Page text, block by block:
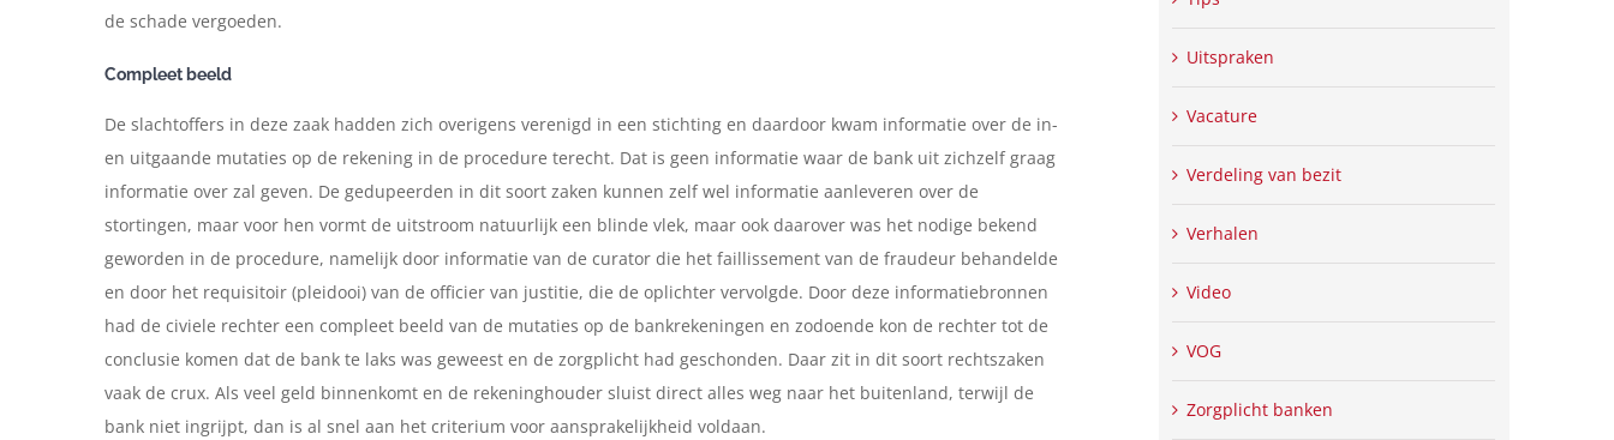
de schade vergoeden.
Compleet beeld
De slachtoffers in deze zaak hadden zich overigens verenigd in een stichting en daardoor kwam informatie over de in-
en uitgaande mutaties op de rekening in de procedure terecht. Dat is geen informatie waar de bank uit zichzelf graag
informatie over zal geven. De gedupeerden in dit soort zaken kunnen zelf wel informatie aanleveren over de
stortingen, maar voor hen vormt de uitstroom natuurlijk een blinde vlek, maar ook daarover was het nodige bekend
geworden in de procedure, namelijk door informatie van de curator die het faillissement van de fraudeur behandelde
en door het requisitoir (pleidooi) van de officier van justitie, die de oplichter vervolgde. Door deze informatiebronnen
had de civiele rechter een compleet beeld van de mutaties op de bankrekeningen en zodoende kon de rechter tot de
conclusie komen dat de bank te laks was geweest en de zorgplicht had geschonden. Daar zit in dit soort rechtszaken
vaak de crux. Als veel geld binnenkomt en de rekeninghouder sluist direct alles weg naar het buitenland, terwijl de
bank niet ingrijpt, dan is al snel aan het criterium voor aansprakelijkheid voldaan.
Uitspraken
Vacature
Verdeling van bezit
Verhalen
Video
VOG
Zorgplicht banken